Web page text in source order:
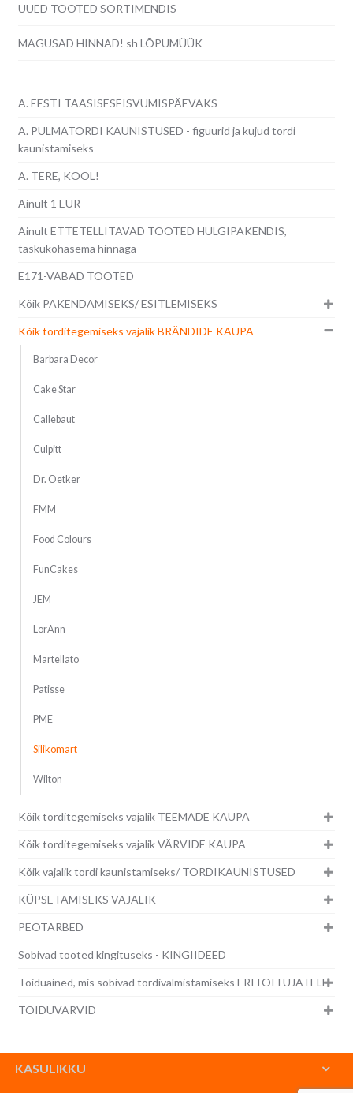
UUED TOOTED SORTIMENDIS
MAGUSAD HINNAD! sh LÕPUMÜÜK
A. EESTI TAASISESEISVUMISPÄEVAKS
A. PULMATORDI KAUNISTUSED - figuurid ja kujud tordi
kaunistamiseks
A. TERE, KOOL!
Ainult 1 EUR
Ainult ETTETELLITAVAD TOOTED HULGIPAKENDIS,
taskukohasema hinnaga
E171-VABAD TOOTED
Kõik PAKENDAMISEKS/ ESITLEMISEKS
Kõik torditegemiseks vajalik BRÄNDIDE KAUPA
Barbara Decor
Cake Star
Callebaut
Culpitt
Dr. Oetker
FMM
Food Colours
FunCakes
JEM
LorAnn
Martellato
Patisse
PME
Silikomart
Wilton
Kõik torditegemiseks vajalik TEEMADE KAUPA
Kõik torditegemiseks vajalik VÄRVIDE KAUPA
Kõik vajalik tordi kaunistamiseks/ TORDIKAUNISTUSED
KÜPSETAMISEKS VAJALIK
PEOTARBED
Sobivad tooted kingituseks - KINGIIDEED
Toiduained, mis sobivad tordivalmistamiseks ERITOITUJATELE
TOIDUVÄRVID
KASULIKKU